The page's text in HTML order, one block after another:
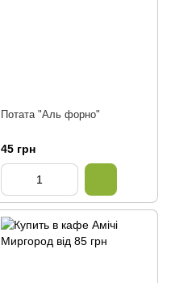
Потата "Аль форно"
45 грн